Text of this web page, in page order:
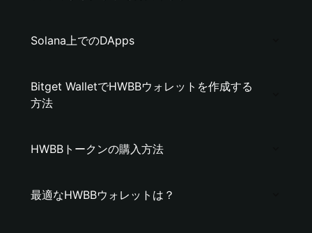
Solana上でのDApps
Bitget WalletでHWBBウォレットを作成する
方法
HWBBトークンの購入方法
最適なHWBBウォレットは？